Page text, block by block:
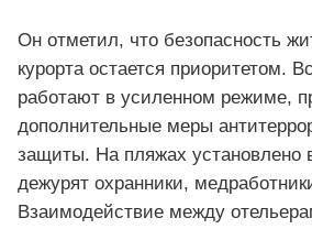
Он отметил, что безопасность
курорта остается приоритетом.
работают в усиленном режиме,
дополнительные меры
защиты. На пляжах установлено
дежурят охранники,
Взаимодействие между